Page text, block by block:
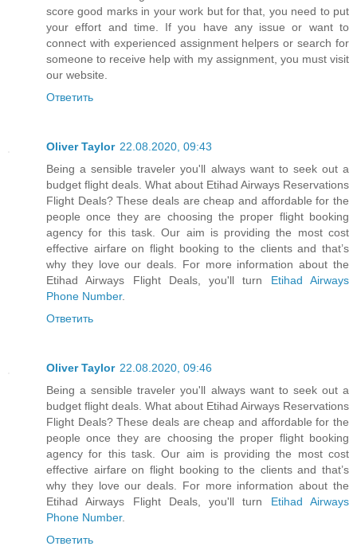
score good marks in your work but for that, you need to put
your effort and time. If you have any issue or want to
connect with experienced assignment helpers or search for
someone to receive help with my assignment, you must visit
our website.
Ответить
Oliver Taylor 22.08.2020, 09:43
Being a sensible traveler you'll always want to seek out a
budget flight deals. What about Etihad Airways Reservations
Flight Deals? These deals are cheap and affordable for the
people once they are choosing the proper flight booking
agency for this task. Our aim is providing the most cost
effective airfare on flight booking to the clients and that’s
why they love our deals. For more information about the
Etihad Airways Flight Deals, you'll turn Etihad Airways
Phone Number.
Ответить
Oliver Taylor 22.08.2020, 09:46
Being a sensible traveler you'll always want to seek out a
budget flight deals. What about Etihad Airways Reservations
Flight Deals? These deals are cheap and affordable for the
people once they are choosing the proper flight booking
agency for this task. Our aim is providing the most cost
effective airfare on flight booking to the clients and that’s
why they love our deals. For more information about the
Etihad Airways Flight Deals, you'll turn Etihad Airways
Phone Number.
Ответить